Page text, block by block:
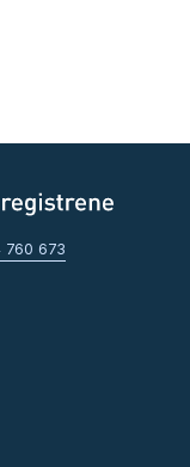
760 673